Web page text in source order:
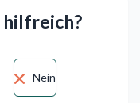
Nein